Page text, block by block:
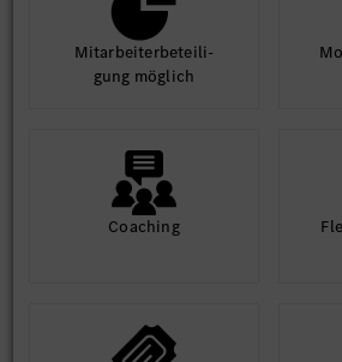
Mit­arbeiter­beteili­
gung möglich
Coaching